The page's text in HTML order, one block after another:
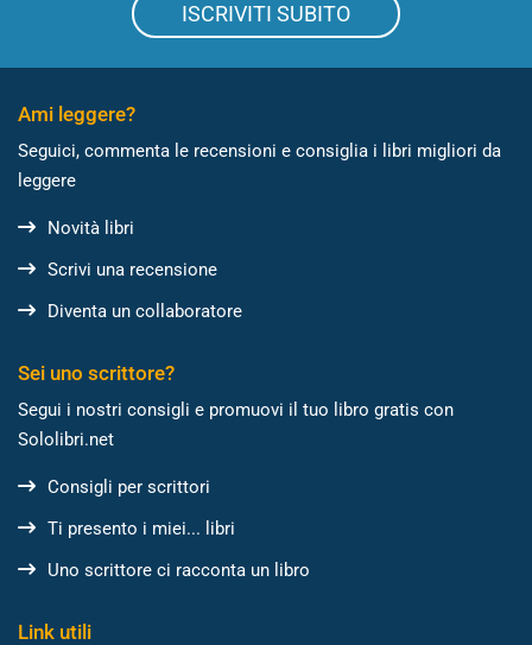
ISCRIVITI SUBITO
Ami leggere?
Seguici, commenta le recensioni e consiglia i libri migliori da
leggere
Novità libri
Scrivi una recensione
Diventa un collaboratore
Sei uno scrittore?
Segui i nostri consigli e promuovi il tuo libro gratis con
Sololibri.net
Consigli per scrittori
Ti presento i miei... libri
Uno scrittore ci racconta un libro
Link utili